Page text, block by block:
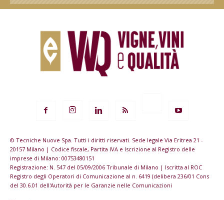
© Tecniche Nuove Spa. Tutti i diritti riservati. Sede legale Via Eritrea 21 -
20157 Milano | Codice fiscale, Partita IVA e Iscrizione al Registro delle
imprese di Milano: 00753480151
Registrazione: N. 547 del 05/09/2006 Tribunale di Milano | Iscritta al ROC
Registro degli Operatori di Comunicazione al n. 6419 (delibera 236/01 Cons
del 30.6.01 dell'Autorità per le Garanzie nelle Comunicazioni